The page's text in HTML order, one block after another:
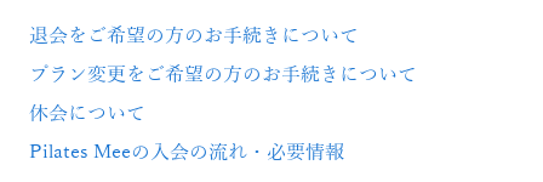
退会をご希望の方のお手続きについて
プラン変更をご希望の方のお手続きについて
休会について
Pilates Meeの入会の流れ・必要情報